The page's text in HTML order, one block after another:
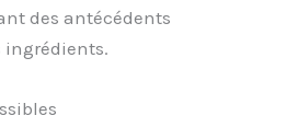
des antécédents
ingrédients.